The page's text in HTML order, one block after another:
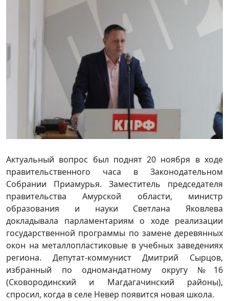
Актуальный вопрос был поднят 20 ноября в ходе
правительственного часа в Законодательном
Собрании Приамурья. Заместитель председателя
правительства Амурской области, министр
образования и науки Светлана Яковлева
докладывала парламентариям о ходе реализации
государственной программы по замене деревянных
окон на металлопластиковые в учебных заведениях
региона. Депутат-коммунист Дмитрий Сырцов,
избранный по одномандатному округу №16
(Сковородинский и Магдагачинский районы),
спросил, когда в селе Невер появится новая школа.